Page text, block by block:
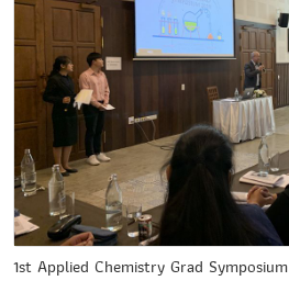
1st Applied Chemistry Grad Symposium